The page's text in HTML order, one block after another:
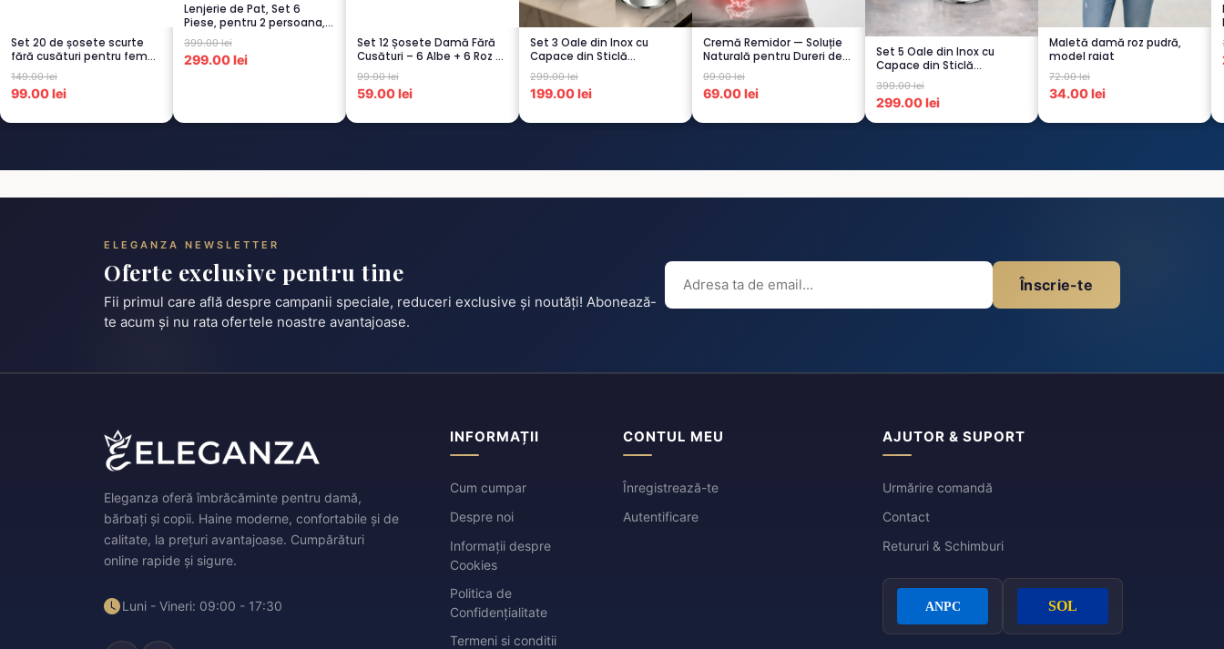
Set 20 de șosete scurte
fără cusături pentru femei
– 5...
149.00 lei
99.00 lei
Lenjerie de Pat, Set 6
Piese, pentru 2 persoana,
TURCOA...
399.00 lei
299.00 lei
Set 12 Șosete Damă Fără
Cusături – 6 Albe + 6 Roz –
Scu...
99.00 lei
59.00 lei
Set 3 Oale din Inox cu
Capace din Sticlă
Termorezistent...
299.00 lei
199.00 lei
Cremă Remidor — Soluție
Naturală pentru Dureri de
Spate...
99.00 lei
69.00 lei
Set 5 Oale din Inox cu
Capace din Sticlă
Termorezistent...
399.00 lei
299.00 lei
Maletă damă roz pudră,
model raiat
72.00 lei
34.00 lei
ELEGANZA NEWSLETTER
Oferte exclusive pentru tine
Fii primul care află despre campanii speciale, reduceri exclusive și noutăți! Abonează-
te acum și nu rata ofertele noastre avantajoase.
Înscrie-te
Eleganza oferă îmbrăcăminte pentru damă,
bărbați și copii. Haine moderne, confortabile și de
calitate, la prețuri avantajoase. Cumpărături
online rapide și sigure.
Luni - Vineri: 09:00 - 17:30
INFORMAȚII
Cum cumpar
Despre noi
Informații despre
Cookies
Politica de
Confidențialitate
Termeni si conditii
CONTUL MEU
Înregistrează-te
Autentificare
AJUTOR & SUPORT
Urmărire comandă
Contact
Retururi & Schimburi